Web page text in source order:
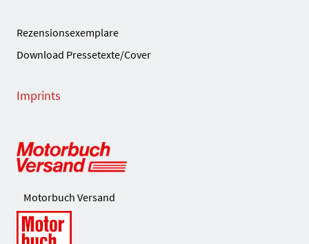
Rezensionsexemplare
Download Pressetexte/Cover
Imprints
Motorbuch Versand